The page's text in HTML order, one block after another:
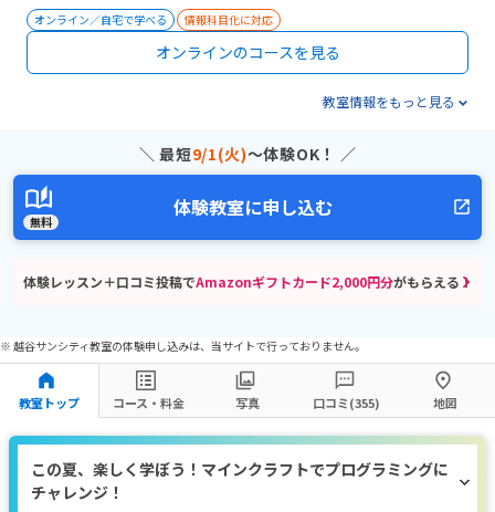
オンライン／自宅で学べる 情報科目化に対応
オンラインのコースを見る
教室情報をもっと見る
＼ 最短9/1(火)〜体験OK！ ／
無料
体験教室に申し込む
体験レッスン＋口コミ投稿でAmazonギフトカード2,000円分がもらえる！
※ 越谷サンシティ教室の体験申し込みは、当サイトで行っておりません。
教室トップ コース・料金 写真 口コミ(355) 地図
この夏、楽しく学ぼう！マインクラフトでプログラミングに
チャレンジ！